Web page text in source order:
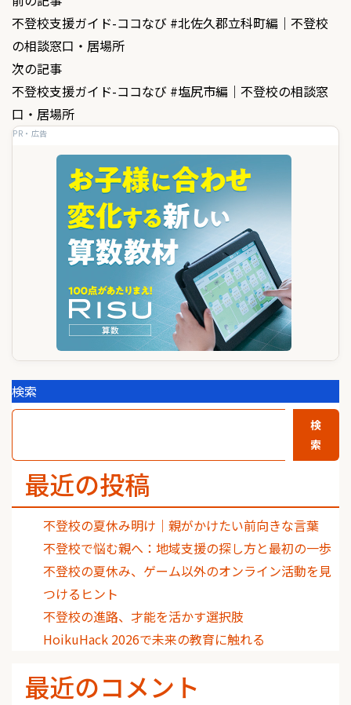
稿
ナ
ビ
ゲ
不登校支援ガイド-ココなび #北佐久郡立科町編｜不登校
の相談窓口・居場所
次の記事
不登校支援ガイド-ココなび #塩尻市編｜不登校の相談窓
口・居場所
PR・広告
検索
検
索
最近の投稿
不登校の夏休み明け｜親がかけたい前向きな言葉
不登校で悩む親へ：地域支援の探し方と最初の一歩
不登校の夏休み、ゲーム以外のオンライン活動を見
つけるヒント
不登校の進路、才能を活かす選択肢
HoikuHack 2026で未来の教育に触れる
最近のコメント